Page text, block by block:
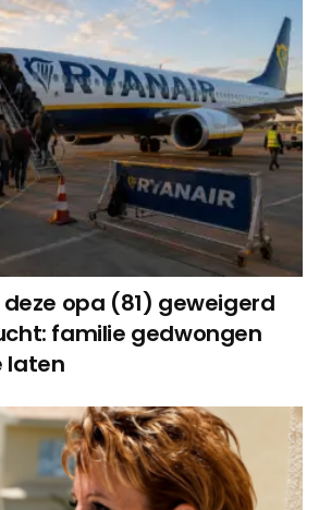
opa (81) geweigerd
familie gedwongen
laten